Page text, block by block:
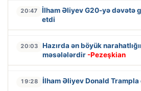
20:47
İlham Əliyev G20-yə dəvətə
etdi
20:03
Hazırda ən böyük
məsələlərdir -Pezeşkian
19:28 İlham Əliyev Donald Trampla